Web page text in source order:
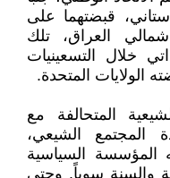
قبضتهما على
شمالي العراق، تلك
خلال التسعينيات
الولايات المتحدة.
المتحالفة مع
المجتمع الشيعي،
السياسية
والسنة سوياً. وحتى